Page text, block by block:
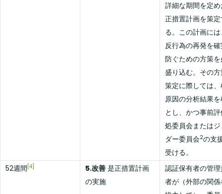
詳細な期間を定
正措置計画を策
る。この計画に
反行為の再発を
防ぐための方策
盛り込む。その
策定に際しては
原因の分析結果
とし、かつ事前
処委員会または
ダー委員会2の支
受ける。
52週間 [4] 5.改善 是正措置計画
の実施
認証保有者の管
者が（外部の関